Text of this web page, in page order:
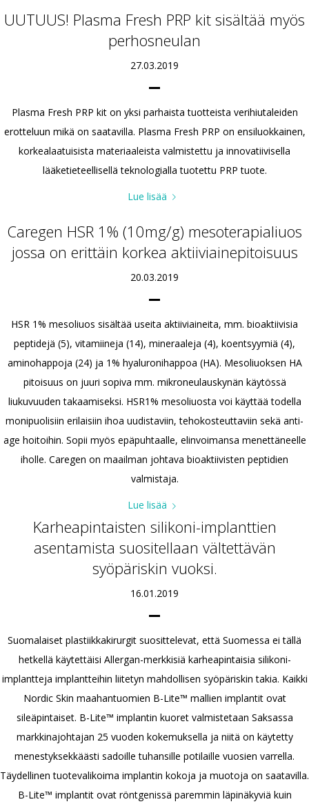
UUTUUS! Plasma Fresh PRP kit sisältää myös
perhosneulan
27.03.2019
Plasma Fresh PRP kit on yksi parhaista tuotteista verihiutaleiden
erotteluun mikä on saatavilla. Plasma Fresh PRP on ensiluokkainen,
korkealaatuisista materiaaleista valmistettu ja innovatiivisella
lääketieteellisellä teknologialla tuotettu PRP tuote.
Lue lisää
Caregen HSR 1% (10mg/g) mesoterapialiuos
jossa on erittäin korkea aktiiviainepitoisuus
20.03.2019
HSR 1% mesoliuos sisältää useita aktiiviaineita, mm. bioaktiivisia
peptidejä (5), vitamiineja (14), mineraaleja (4), koentsyymiä (4),
aminohappoja (24) ja 1% hyaluronihappoa (HA). Mesoliuoksen HA
pitoisuus on juuri sopiva mm. mikroneulauskynän käytössä
liukuvuuden takaamiseksi. HSR1% mesoliuosta voi käyttää todella
monipuolisiin erilaisiin ihoa uudistaviin, tehokosteuttaviin sekä anti-
age hoitoihin. Sopii myös epäpuhtaalle, elinvoimansa menettäneelle
iholle. Caregen on maailman johtava bioaktiivisten peptidien
valmistaja.
Lue lisää
Karheapintaisten silikoni-implanttien
asentamista suositellaan vältettävän
syöpäriskin vuoksi.
16.01.2019
Suomalaiset plastiikkakirurgit suosittelevat, että Suomessa ei tällä
hetkellä käytettäisi Allergan-merkkisiä karheapintaisia silikoni-
implantteja implantteihin liitetyn mahdollisen syöpäriskin takia. Kaikki
Nordic Skin maahantuomien B-Lite™ mallien implantit ovat
sileäpintaiset. B-Lite™ implantin kuoret valmistetaan Saksassa
markkinajohtajan 25 vuoden kokemuksella ja niitä on käytetty
menestyksekkäästi sadoille tuhansille potilaille vuosien varrella.
Täydellinen tuotevalikoima implantin kokoja ja muotoja on saatavilla.
B-Lite™ implantit ovat röntgenissä paremmin läpinäkyviä kuin